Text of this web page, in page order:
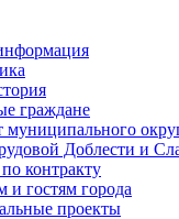
граждане
муниципального
Доблести и
контракту
и гостям города
проекты